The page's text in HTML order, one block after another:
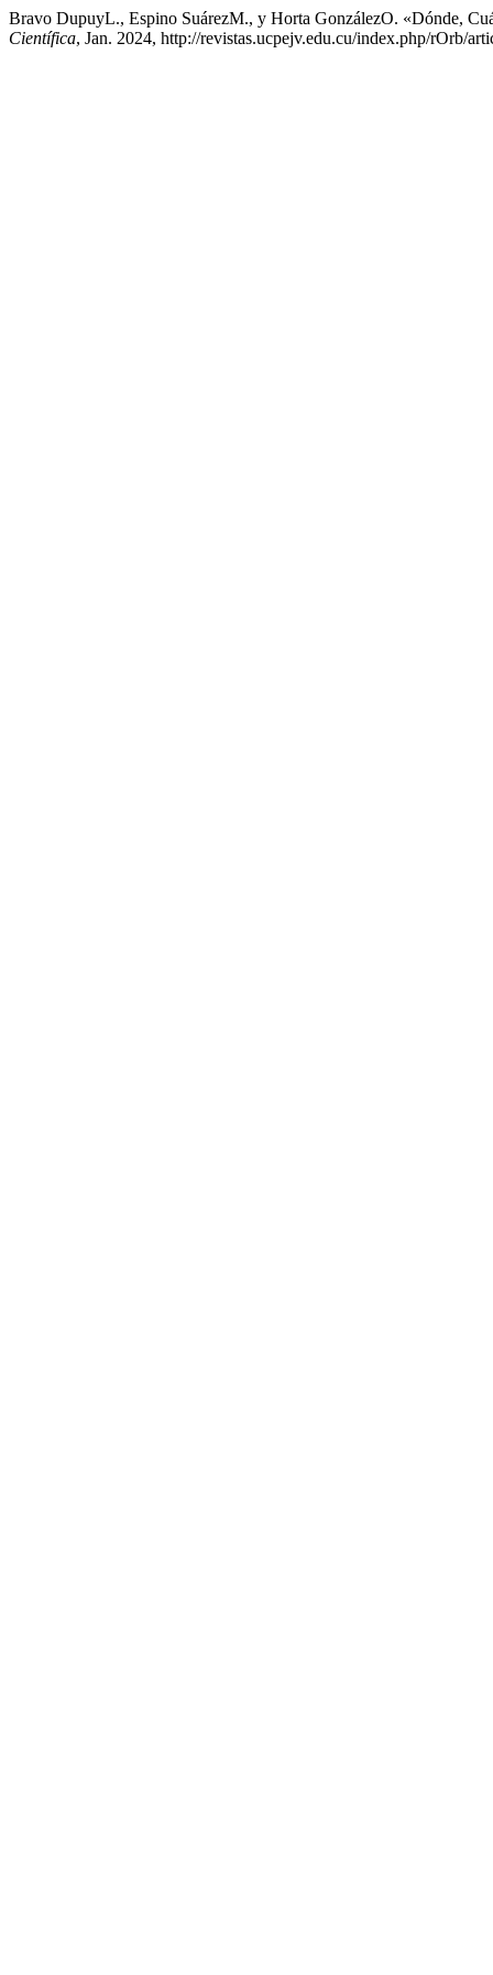
Bravo DupuyL., Espino SuárezM., y Horta GonzálezO. «Dónde,
Científica, Jan. 2024, http://revistas.ucpejv.edu.cu/index.php/rOrb/